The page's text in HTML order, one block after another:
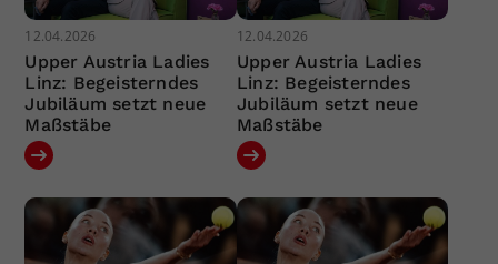
12.04.2026
Upper Austria Ladies
Linz: Begeisterndes
Jubiläum setzt neue
Maßstäbe
12.04.2026
Upper Austria Ladies
Linz: Begeisterndes
Jubiläum setzt neue
Maßstäbe